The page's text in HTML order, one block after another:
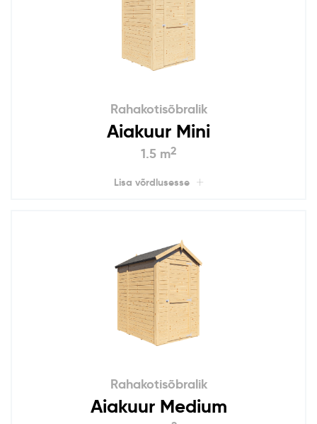
Rahakotisõbralik
Aiakuur Mini
1.5 m2
Lisa võrdlusesse
Rahakotisõbralik
Aiakuur Medium